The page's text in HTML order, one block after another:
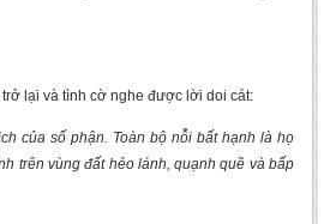
trở lại và tình cờ nghe được lời doi cát:
của số phận. Toàn bộ nỗi bất hạnh là họ
trên vùng đất hẻo lánh, quạnh quẽ và bấp